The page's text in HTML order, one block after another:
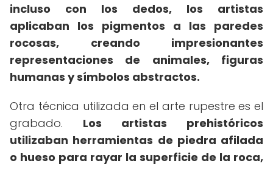
incluso con los dedos, los artistas
aplicaban los pigmentos a las paredes
rocosas, creando impresionantes
representaciones de animales, figuras
humanas y símbolos abstractos.
Otra técnica utilizada en el arte rupestre es el
grabado. Los artistas prehistóricos
utilizaban herramientas de piedra afilada
o hueso para rayar la superficie de la roca,